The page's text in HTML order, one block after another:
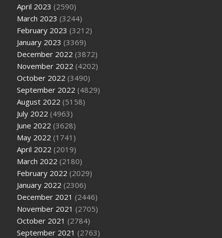
April 2023 (2590)
March 2023 (3244)
February 2023 (3212)
January 2023 (3369)
December 2022 (3872)
November 2022 (4202)
October 2022 (3490)
September 2022 (4829)
August 2022 (5158)
July 2022 (4963)
June 2022 (3628)
May 2022 (1741)
April 2022 (2019)
March 2022 (2180)
February 2022 (2029)
January 2022 (2306)
December 2021 (2446)
November 2021 (2705)
October 2021 (2784)
September 2021 (2763)